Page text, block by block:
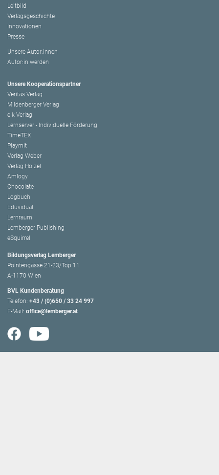
Leitbild
Verlagsgeschichte
Innovationen
Presse
Unsere Autor:innen
Autor:in werden
Unsere Kooperationspartner
Veritas Verlag
Mildenberger Verlag
elk Verlag
Lernserver - Individuelle Förderung
TimeTEX
Playmit
Verlag Weber
Verlag Hölzel
Amlogy
Chocolate
Logbuch
Eduvidual
Lernraum
Lemberger Publishing
eSquirrel
Bildungsverlag Lemberger
Pointengasse 21-23/Top 11
A-1170 Wien
BVL Kundenberatung
Telefon: +43 / (0)650 / 33 24 997
E-Mail: office@lemberger.at